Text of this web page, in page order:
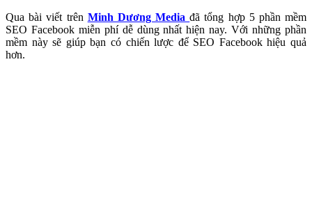
Qua bài viết trên Minh Dương Mediađã tổng hợp 5 phần mềm
SEO Facebook miễn phí dễ dùng nhất hiện nay. Với những phần
mềm này sẽ giúp bạn có chiến lược để SEO Facebook hiệu quả
hơn.